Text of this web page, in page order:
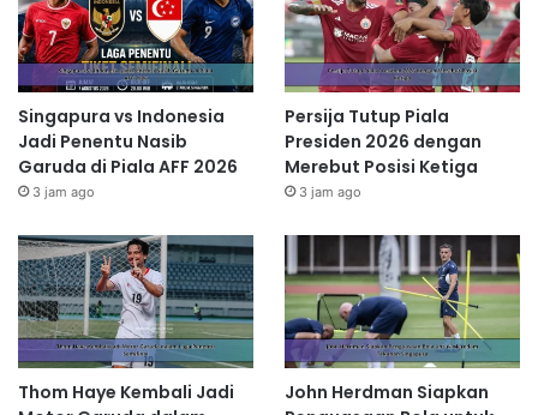
Singapura vs Indonesia
Jadi Penentu Nasib
Garuda di Piala AFF 2026
3 jam ago
Persija Tutup Piala
Presiden 2026 dengan
Merebut Posisi Ketiga
3 jam ago
Thom Haye Kembali Jadi
John Herdman Siapkan